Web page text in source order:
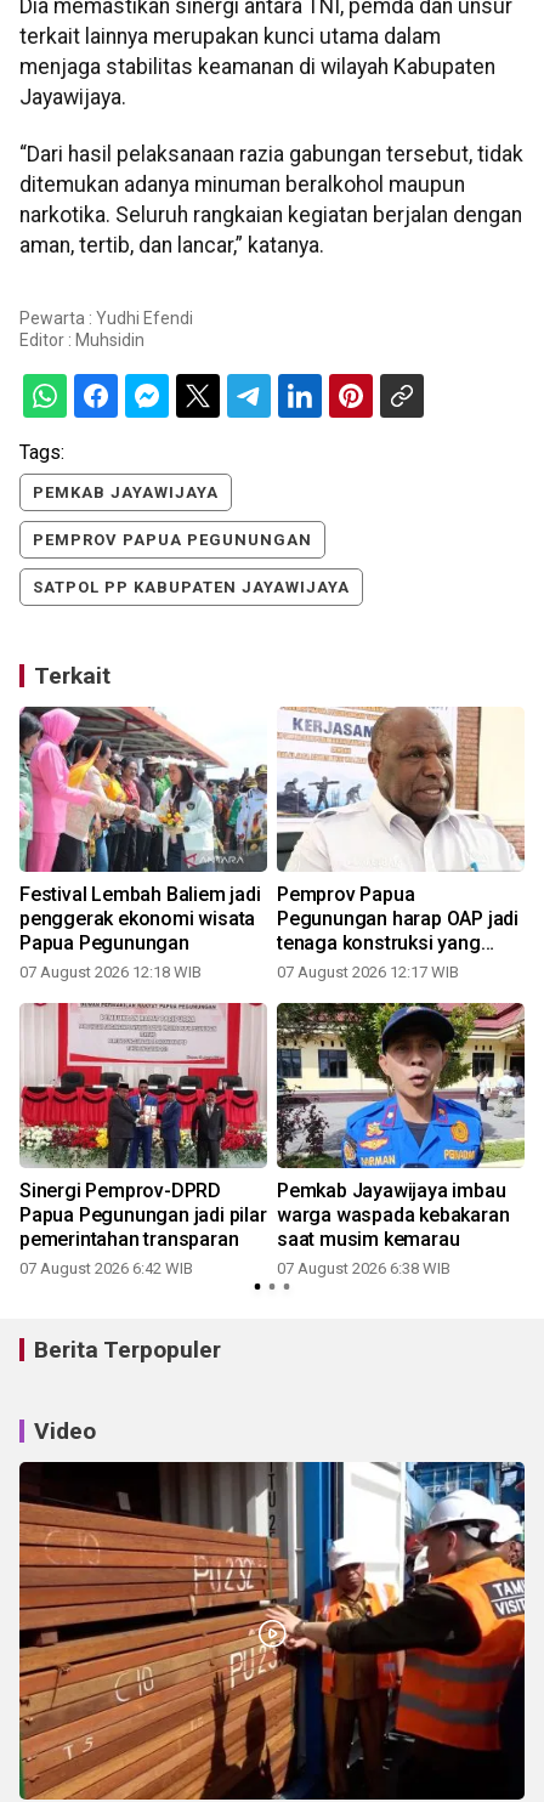
Dia memastikan sinergi antara TNI, pemda dan unsur
terkait lainnya merupakan kunci utama dalam
menjaga stabilitas keamanan di wilayah Kabupaten
Jayawijaya.
“Dari hasil pelaksanaan razia gabungan tersebut, tidak
ditemukan adanya minuman beralkohol maupun
narkotika. Seluruh rangkaian kegiatan berjalan dengan
aman, tertib, dan lancar,” katanya.
Pewarta : Yudhi Efendi
Editor : Muhsidin
Tags:
PEMKAB JAYAWIJAYA
PEMPROV PAPUA PEGUNUNGAN
SATPOL PP KABUPATEN JAYAWIJAYA
Terkait
Festival Lembah Baliem jadi
penggerak ekonomi wisata
Papua Pegunungan
07 August 2026 12:18 WIB
Pemprov Papua
Pegunungan harap OAP jadi
tenaga konstruksi yang
andal
07 August 2026 12:17 WIB
Sinergi Pemprov-DPRD
Papua Pegunungan jadi pilar
pemerintahan transparan
07 August 2026 6:42 WIB
Pemkab Jayawijaya imbau
warga waspada kebakaran
saat musim kemarau
07 August 2026 6:38 WIB
Berita Terpopuler
Video